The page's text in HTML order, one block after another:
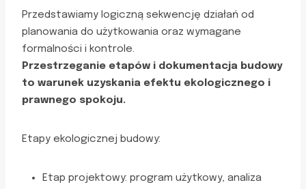
Przedstawiamy logiczną sekwencję działań od
planowania do użytkowania oraz wymagane
formalności i kontrole.
Przestrzeganie etapów i dokumentacja budowy
to warunek uzyskania efektu ekologicznego i
prawnego spokoju.
Etapy ekologicznej budowy:
Etap projektowy: program użytkowy, analiza